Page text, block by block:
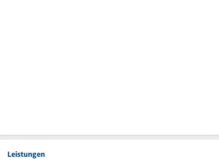
Leistungen